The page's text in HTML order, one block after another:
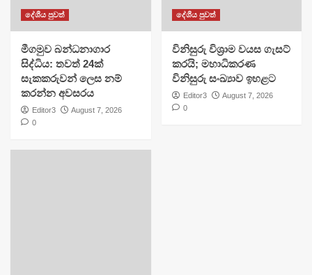
දේශීය පුවත්
මීගමුව බන්ධනාගාර
සිද්ධිය: තවත් 24ක්
සැකකරුවන් ලෙස නම්
කරන්න අවසරය
Editor3
August 7, 2026
0
දේශීය පුවත්
විනිසුරු විශ්‍රාම වයස ගැසට්
කරයි; මහාධිකරණ
විනිසුරු සංඛ්‍යාව ඉහළට
Editor3
August 7, 2026
0